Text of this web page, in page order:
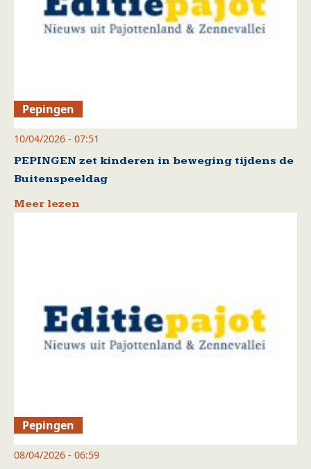
Pepingen
10/04/2026 - 07:51
PEPINGEN zet kinderen in beweging tijdens de
Buitenspeeldag
Meer lezen
Pepingen
08/04/2026 - 06:59